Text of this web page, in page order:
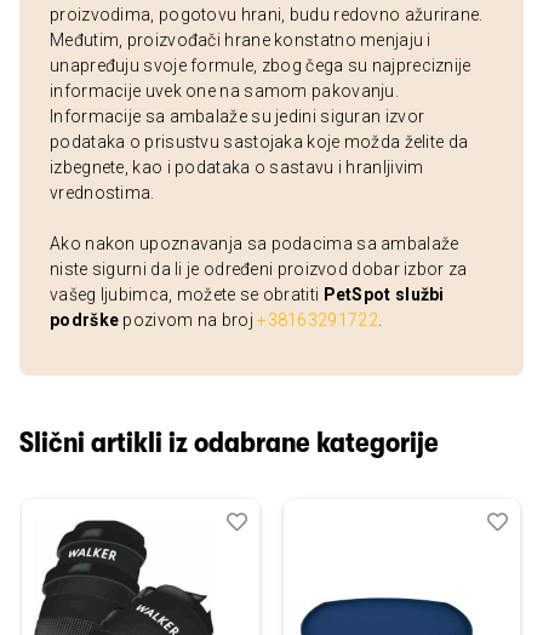
proizvodima, pogotovu hrani, budu redovno ažurirane.
Međutim, proizvođači hrane konstatno menjaju i
unapređuju svoje formule, zbog čega su najpreciznije
informacije uvek one na samom pakovanju.
Informacije sa ambalaže su jedini siguran izvor
podataka o prisustvu sastojaka koje možda želite da
izbegnete, kao i podataka o sastavu i hranljivim
vrednostima.
Ako nakon upoznavanja sa podacima sa ambalaže
niste sigurni da li je određeni proizvod dobar izbor za
vašeg ljubimca, možete se obratiti PetSpot službi
podrške pozivom na broj+38163291722
Slični artikli iz odabrane kategorije
Dodaj
Uporedi